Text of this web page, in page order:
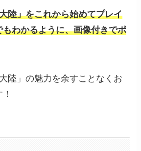
陸」をこれから始めてプレイ
わかるように、画像付きでポ
陸」の魅力を余すことなくお